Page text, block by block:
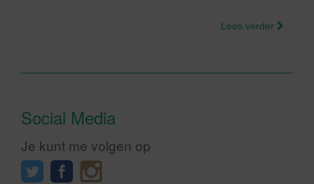
Lees verder
Social Media
Je kunt me volgen op